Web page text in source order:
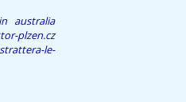
australia
plzen.cz
le-